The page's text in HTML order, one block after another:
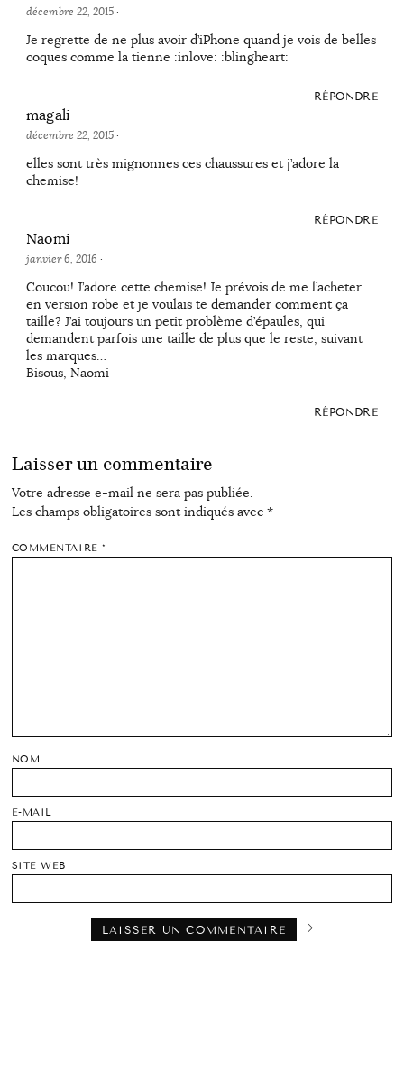
décembre 22, 2015·
Je regrette de ne plus avoir d’iPhone quand je vois de belles
coques comme la tienne :inlove: :blingheart:
RÉPONDRE
magali
décembre 22, 2015·
elles sont très mignonnes ces chaussures et j’adore la
chemise!
RÉPONDRE
Naomi
janvier 6, 2016 ·
Coucou! J’adore cette chemise! Je prévois de me l’acheter
en version robe et je voulais te demander comment ça
taille? J’ai toujours un petit problème d’épaules, qui
demandent parfois une taille de plus que le reste, suivant
les marques…
Bisous, Naomi
RÉPONDRE
Laisser un commentaire
Votre adresse e-mail ne sera pas publiée.
Les champs obligatoires sont indiqués avec *
COMMENTAIRE*
NOM
E-MAIL
SITE WEB